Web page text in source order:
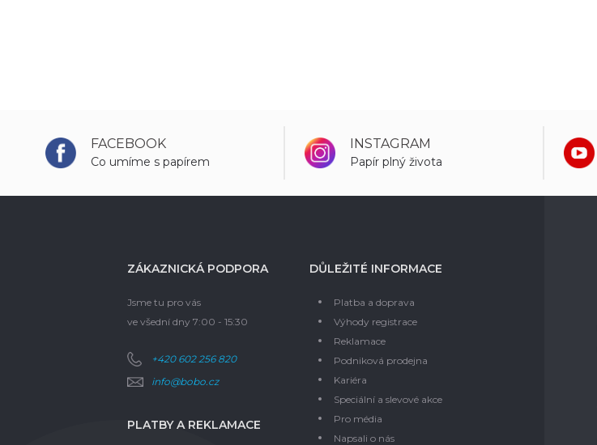
FACEBOOK
Co umíme s papírem
INSTAGRAM
Papír plný života
ZÁKAZNICKÁ PODPORA
Jsme tu pro vás
ve všední dny 7:00 - 15:30
+420 602 256 820
info@bobo.cz
PLATBY A REKLAMACE
DŮLEŽITÉ INFORMACE
Platba a doprava
Výhody registrace
Reklamace
Podniková prodejna
Kariéra
Speciální a slevové akce
Pro média
Napsali o nás